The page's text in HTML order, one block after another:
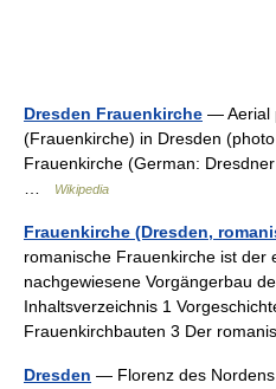
Dresden Frauenkirche — Aerial
(Frauenkirche) in Dresden
Frauenkirche (German:
Wikipedia
Frauenkirche (Dresden,
romanische Frauenkirche ist der
nachgewiesene Vorgängerbau
Inhaltsverzeichnis 1
Frauenkirchbauten 3 Der
Dresden — Florenz des